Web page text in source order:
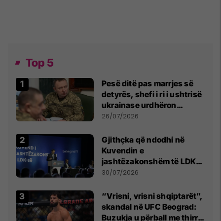
Top 5
Pesë ditë pas marrjes së
detyrës, shefi i ri i ushtrisë
ukrainase urdhëron
kontroll të madh
26/07/2026
Gjithçka që ndodhi në
Kuvendin e
jashtëzakonshëm të LDK-
së
30/07/2026
“Vrisni, vrisni shqiptarët”,
skandal në UFC Beograd:
Buzukja u përball me thirrje